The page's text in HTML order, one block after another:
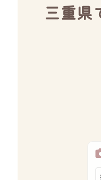
三重県